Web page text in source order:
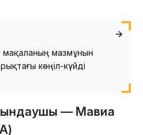
мақаланың мазмұнын
көңіл-күйді
— Мавиа